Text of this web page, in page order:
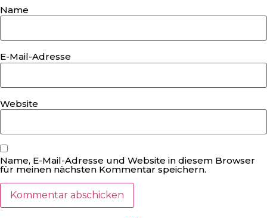
Name
E-Mail-Adresse
Website
Name, E-Mail-Adresse und Website in diesem Browser
für meinen nächsten Kommentar speichern.